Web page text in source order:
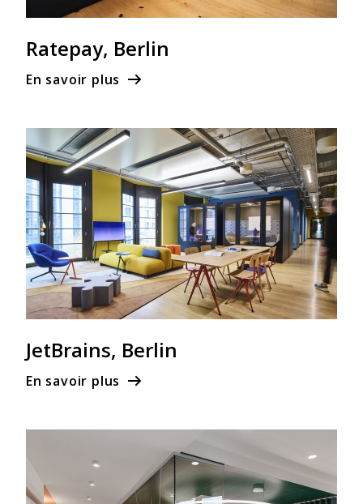
Ratepay, Berlin
En savoir plus
JetBrains, Berlin
En savoir plus